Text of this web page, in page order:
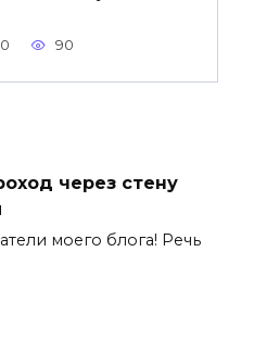
0 90
через стену
моего блога! Речь